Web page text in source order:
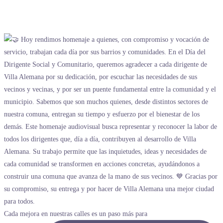
Cada mejora en nuestras calles es un paso más para